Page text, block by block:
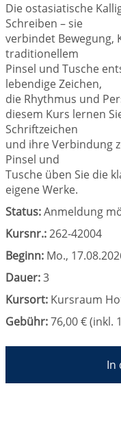
Die ostasiatische
Schreiben – sie
verbindet Bewegung,
traditionellem
Pinsel und Tusche
lebendige Zeichen,
die Rhythmus und
diesem Kurs lernen
Schriftzeichen
und ihre Verbindung
Pinsel und
Tusche üben Sie die
eigene Werke.
Status: Anmeldung
Kursnr.:262-42004
Beginn: Mo.,
Dauer:3
Kursort:Kursraum
Gebühr:76,00 € (inkl.
In